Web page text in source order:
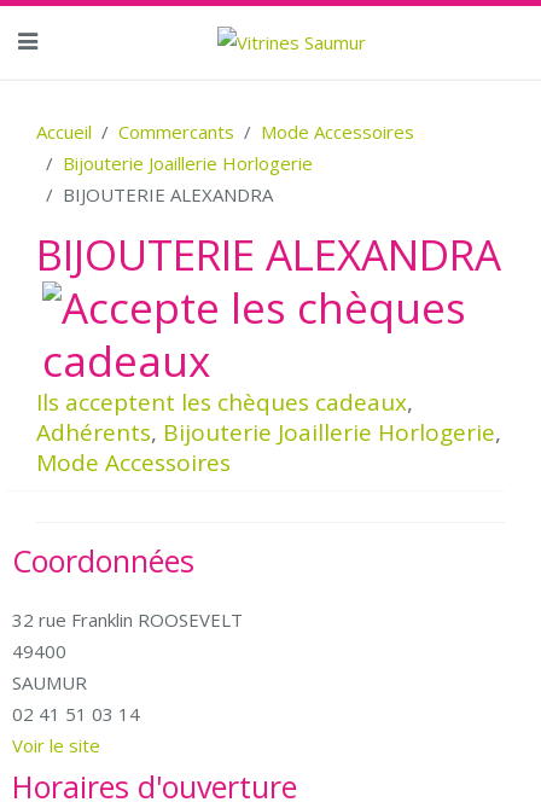
Accueil Commercants
Mode Accessoires
Bijouterie Joaillerie Horlogerie
BIJOUTERIE ALEXANDRA
BIJOUTERIE ALEXANDRA
Ils acceptent les chèques cadeaux,
Adhérents, Bijouterie Joaillerie Horlogerie,
Mode Accessoires
Coordonnées
32 rue Franklin ROOSEVELT
49400
SAUMUR
02 41 51 03 14
Voir le site
Horaires d'ouverture